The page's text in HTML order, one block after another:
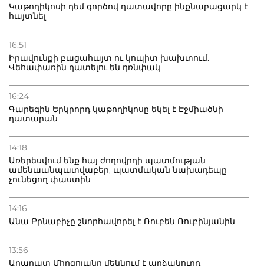
Կաթողիկոսի դեմ գործով դատավորը ինքնաբացարկ է
հայտնել
16:51
Իրավունքի բացահայտ ու կոպիտ խախտում.
Վեհափառին դատելու են դռնփակ
16:24
Գարեգին Երկրորդ կաթողիկոսը եկել է Էջմիածնի
դատարան
14:18
Առերեսվում ենք հայ ժողովրդի պատմության
ամենաանպատվաբեր, պատմական նախադեպը
չունեցող փաստին
14:16
Անա Բրնաբիչը շնորհավորել է Ռուբեն Ռուբինյանին
13:56
Արարատ Միրզոյանը մեկնում է արձակուրդ